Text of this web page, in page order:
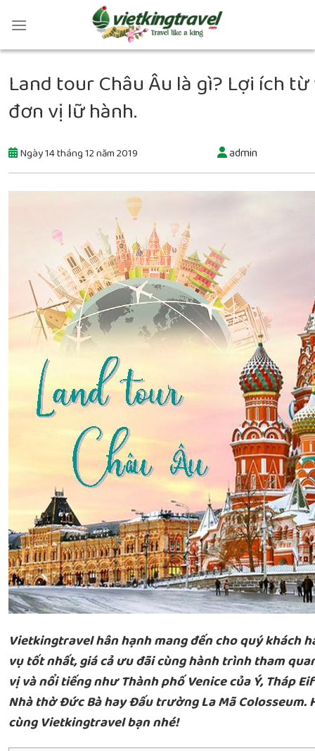
Land tour Châu Âu là gì? Lợi ích
đơn vị lữ hành.
Ngày 14 tháng 12 năm 2019 admin
Vietkingtravel hân hạnh mang đến cho quý khách
vụ tốt nhất, giá cả ưu đãi cùng hành trình tham
vị và nổi tiếng như Thành phố Venice của Ý, Tháp
Nhà thờ Đức Bà hay Đấu trường La Mã Colosseum.
cùng Vietkingtravel bạn nhé!